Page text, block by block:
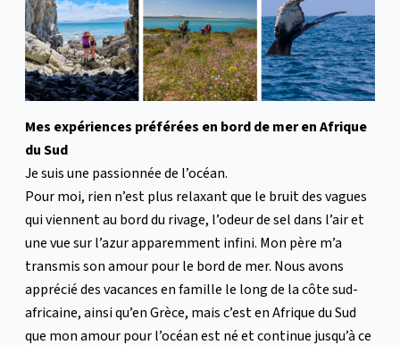
Mes expériences préférées en bord de mer en Afrique
du Sud
Je suis une passionnée de l’océan.
Pour moi, rien n’est plus relaxant que le bruit des vagues
qui viennent au bord du rivage, l’odeur de sel dans l’air et
une vue sur l’azur apparemment infini. Mon père m’a
transmis son amour pour le bord de mer. Nous avons
apprécié des vacances en famille le long de la côte sud-
africaine, ainsi qu’en Grèce, mais c’est en Afrique du Sud
que mon amour pour l’océan est né et continue jusqu’à ce